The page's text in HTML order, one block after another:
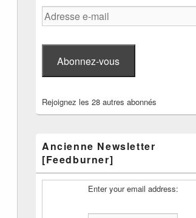
Adresse
e-
Abonnez-vous
Rejoignez les 28 autres abonnés
Ancienne Newsletter
[Feedburner]
Enter your email address: